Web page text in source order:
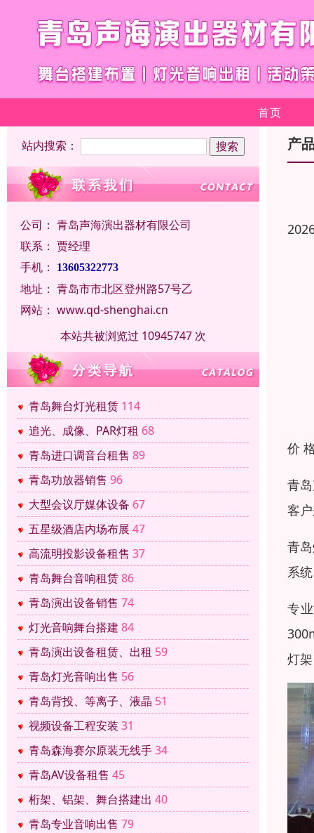
首页
站内搜索：
公司： 青岛声海演出器材有限公司
联系： 贾经理
手机：
13605322773
地址： 青岛市市北区登州路57号乙
网站： www.qd-shenghai.cn
本站共被浏览过 10945747 次
青岛舞台灯光租赁 114
追光、成像、PAR灯租 68
青岛进口调音台租售 89
青岛功放器销售 96
大型会议厅媒体设备 67
五星级酒店内场布展 47
高流明投影设备租售 37
青岛舞台音响租赁86
青岛演出设备销售 74
灯光音响舞台搭建 84
青岛演出设备租赁、出租 59
青岛灯光音响出售 56
青岛背投、等离子、液晶 51
视频设备工程安装 31
青岛森海赛尔原装无线手34
青岛AV设备租售 45
桁架、铝架、舞台搭建出 40
青岛专业音响出售 79
产
价
青
客
青
系
专
灯